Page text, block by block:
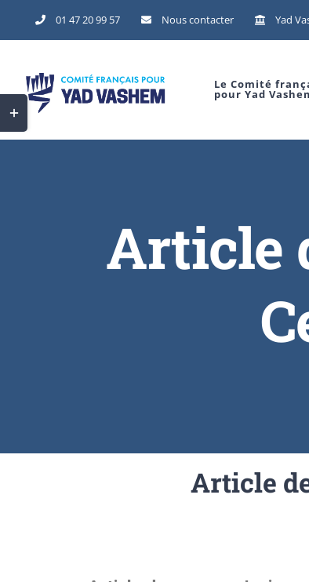
01 47 20 99 57 Nous contacter Yad
Le Comité
pour Yad
Article
Article